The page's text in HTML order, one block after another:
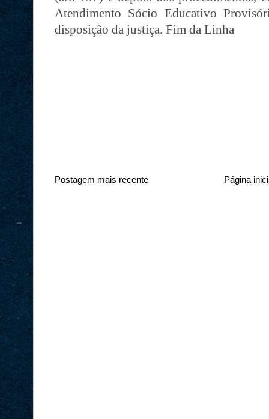
Atendimento Sócio Educativo
disposição da justiça. Fim da Linha
Postagem mais recente Página